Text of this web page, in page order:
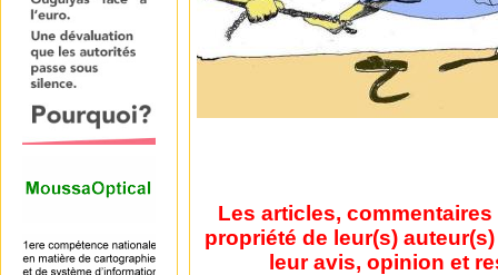
Les articles,
propriété de leur(s)
leur avis, opinion et